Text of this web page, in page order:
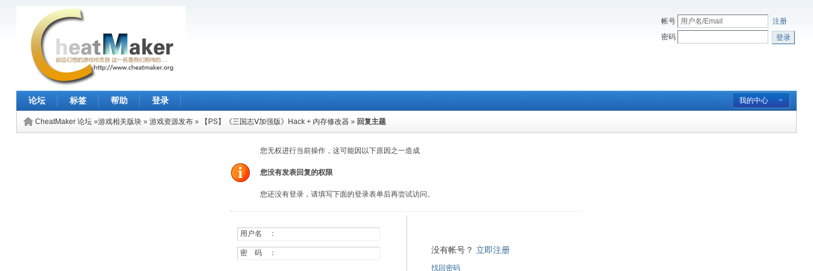
帐号
注册
密码
登录
我的中心
论坛 标签 帮助 登录
CheatMaker 论坛»游戏相关版块» 游戏资源发布» 【PS】《三国志Ⅴ加强版》Hack + 内存修改器» 回复主题
您无权进行当前操作，这可能因以下原因之一造成
您没有发表回复的权限
您还没有登录，请填写下面的登录表单后再尝试访问。
用户名 ：
密 码 ： 没有帐号？ 立即注册
找回密码